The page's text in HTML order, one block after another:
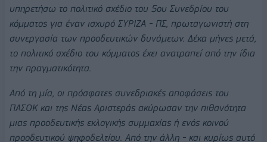
υπηρετήσω το πολιτικό σχέδιο του 5ου Συνεδρίου του
κόμματος για έναν ισχυρό ΣΥΡΙΖΑ - ΠΣ, πρωταγωνιστή στη
συνεργασία των προοδευτικών δυνάμεων. Δέκα μήνες μετά,
το πολιτικό σχέδιο του κόμματος έχει ανατραπεί από την ίδια
την πραγματικότητα.
Από τη μία, οι πρόσφατες συνεδριακές αποφάσεις του
ΠΑΣΟΚ και της Νέας Αριστεράς ακύρωσαν την πιθανότητα
μιας προοδευτικής εκλογικής συμμαχίας ή ενός κοινού
προοδευτικού ψηφοδελτίου. Από την άλλη - και κυρίως αυτό